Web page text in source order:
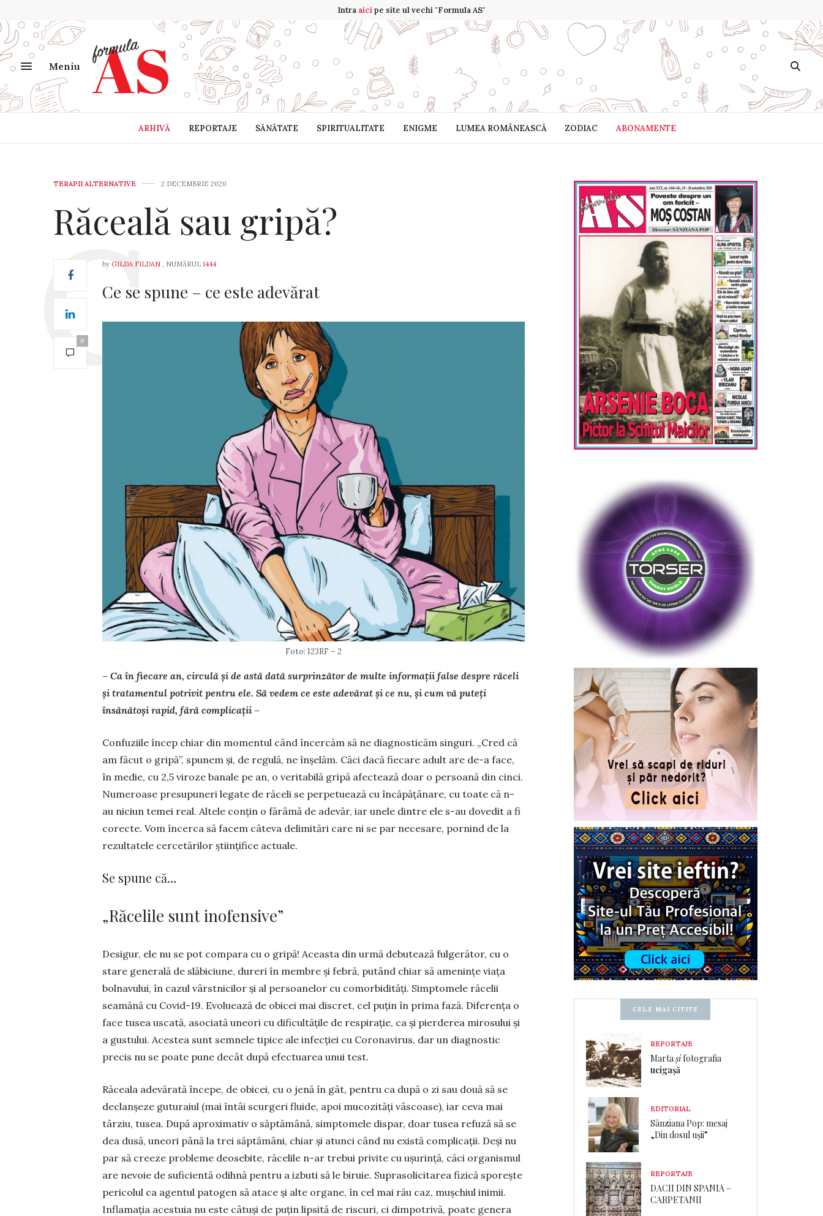
Intra aicipe site ul vechi "Formula AS"
Meniu
ARHIVĂ REPORTAJE SĂNĂTATE SPIRITUALITATE ENIGME LUMEA ROMÂNEASCĂ ZODIAC ABONAMENTE
TERAPII ALTERNATIVE 2 DECEMBRIE 2020
Răceală sau gripă?
0
by GILDA FILDAN , NUMĂRUL 1444
Ce se spune – ce este adevărat
Foto: 123RF – 2
– Ca în fiecare an, circulă și de astă dată surprinzător de multe informații false despre răceli
și tratamentul potrivit pentru ele. Să vedem ce este adevărat și ce nu, și cum vă puteți
însănătoși rapid, fără complicații –
Confuziile încep chiar din momentul când încercăm să ne diagnosticăm singuri. „Cred că
am făcut o gripă”, spunem și, de regulă, ne înșelăm. Căci dacă fiecare adult are de-a face,
în medie, cu 2,5 viroze banale pe an, o veritabilă gripă afectează doar o persoană din cinci.
Numeroase presupuneri legate de răceli se perpe­tuează cu încăpățânare, cu toate că n-
au niciun te­mei real. Altele conțin o fărâmă de adevăr, iar unele dintre ele s-au dovedit a fi
corecte. Vom încerca să facem câteva delimitări care ni se par necesare, pornind de la
re­zul­tatele cercetărilor științi­fice ac­tuale.
Se spune că…
„Răcelile sunt inofensive”
Desigur, ele nu se pot com­para cu o gripă! Aceasta din urmă debu­tează fulgerător, cu o
stare ge­nerală de slăbiciune, dureri în mem­bre și febră, putând chiar să ame­nințe viața
bolnavului, în cazul vârst­nicilor și al persoanelor cu comor­bidități. Simpto­mele răcelii
seamănă cu Covid-19. Evoluează de obicei mai discret, cel puțin în prima fază. Diferența o
face tusea uscată, asociată uneori cu difi­cul­tățile de respirație, ca și pierderea mirosului și
a gustului. Acestea sunt semnele tipice ale infecției cu Coronavirus, dar un diagnostic
precis nu se poate pune decât după efectuarea unui test.
Răceala adevărată începe, de obicei, cu o jenă în gât, pentru ca după o zi sau două să se
declanșeze guturaiul (mai întâi scurgeri fluide, apoi mucozități vâscoase), iar ceva mai
târziu, tusea. După aproxi­mativ o săptămână, simptomele dispar, doar tusea refuză să se
dea dusă, uneori până la trei săptămâni, chiar și atunci când nu există complicații. Deși nu
par să creeze probleme deosebite, răcelile n-ar trebui privite cu ușurință, căci organismul
are ne­voie de suficientă odihnă pentru a izbuti să le bi­ruie. Suprasolicitarea fizică sporește
pericolul ca agentul patogen să atace și alte organe, în cel mai rău caz, mușchiul inimii.
Inflamația acestuia nu este câtuși de puțin lipsită de riscuri, ci dimpotrivă, poate genera
CELE MAI CITITE
REPORTAJE
Martașifotografia
ucigașă
EDITORIAL
Sânziana Pop: mesaj
„Din dosul ușii”
REPORTAJE
DACII DIN SPANIA –
CARPETANII